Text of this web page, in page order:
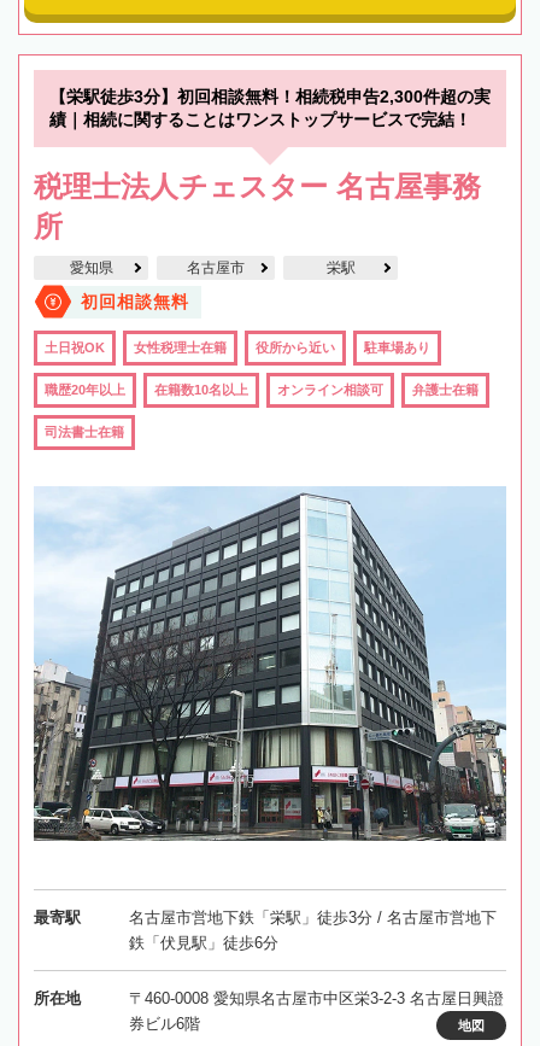
【栄駅徒歩3分】初回相談無料！相続税申告2,300件超の実
績｜相続に関することはワンストップサービスで完結！
税理士法人チェスター 名古屋事務
所
愛知県 名古屋市 栄駅
初回相談無料
土日祝OK 女性税理士在籍 役所から近い 駐車場あり
職歴20年以上 在籍数10名以上 オンライン相談可 弁護士在籍
司法書士在籍
最寄駅
名古屋市営地下鉄「栄駅」徒歩3分 / 名古屋市営地下
鉄「伏見駅」徒歩6分
所在地
〒460-0008 愛知県名古屋市中区栄3-2-3 名古屋日興證
券ビル6階
地図